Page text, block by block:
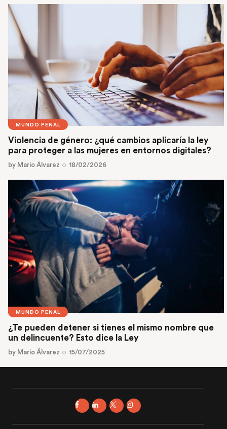
MUNDO PENAL
Violencia de género: ¿qué cambios aplicaría la ley
para proteger a las mujeres en entornos digitales?
by Mario Álvarez 18/02/2026
MUNDO PENAL
¿Te pueden detener si tienes el mismo nombre que
un delincuente? Esto dice la Ley
by Mario Álvarez 15/07/2025